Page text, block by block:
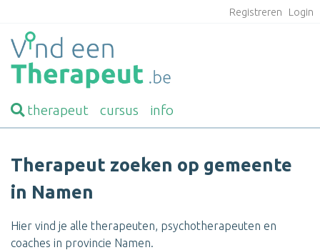
Registreren Login
therapeut cursus info
Therapeut zoeken op gemeente
in Namen
Hier vind je alle therapeuten, psychotherapeuten en
coaches in provincie Namen.